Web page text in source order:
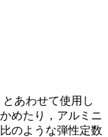
あわせて使用し
めたり，アルミニ
のような弾性定数